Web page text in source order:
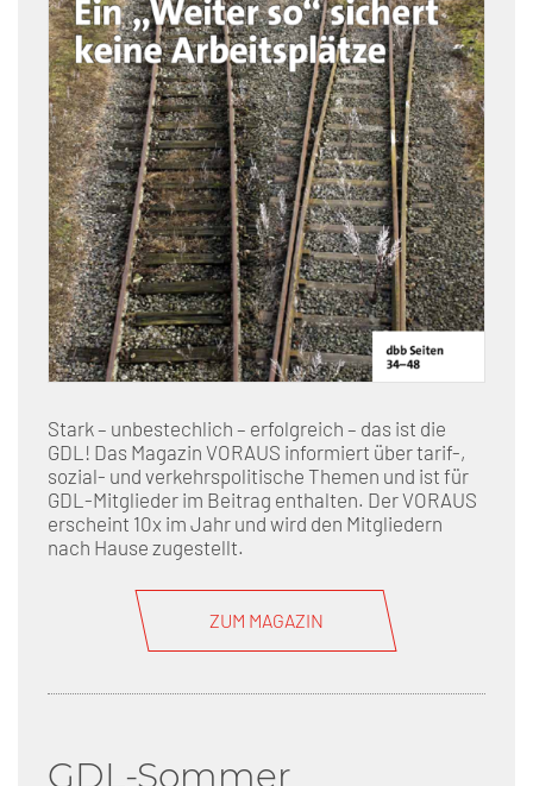
Stark – unbestechlich – erfolgreich – das ist die
GDL! Das Magazin VORAUS informiert über tarif-,
sozial- und verkehrspolitische Themen und ist für
GDL-Mitglieder im Beitrag enthalten. Der VORAUS
erscheint 10x im Jahr und wird den Mitgliedern
nach Hause zugestellt.
ZUM MAGAZIN
GDL-Sommer